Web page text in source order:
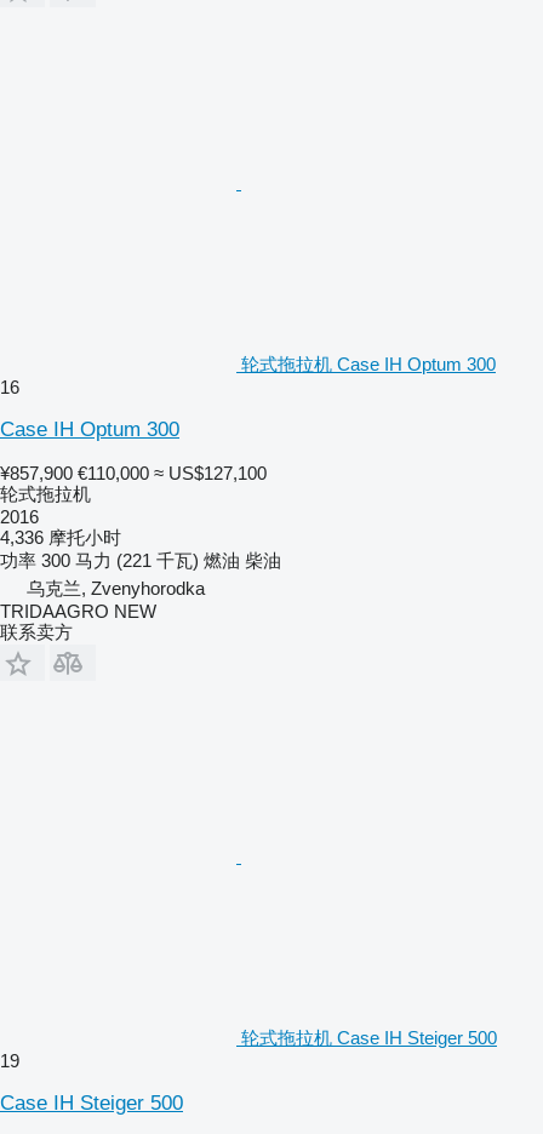
轮式拖拉机 Case IH Optum 300
16
Case IH Optum 300
¥857,900 €110,000 ≈ US$127,100
轮式拖拉机
2016
4,336 摩托小时
功率 300 马力 (221 千瓦) 燃油 柴油
乌克兰, Zvenyhorodka
TRIDAAGRO NEW
联系卖方
轮式拖拉机 Case IH Steiger 500
19
Case IH Steiger 500